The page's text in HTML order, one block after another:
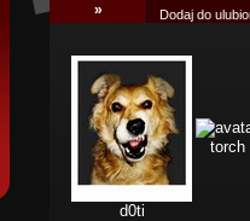
» Dodaj do
d0ti
torch